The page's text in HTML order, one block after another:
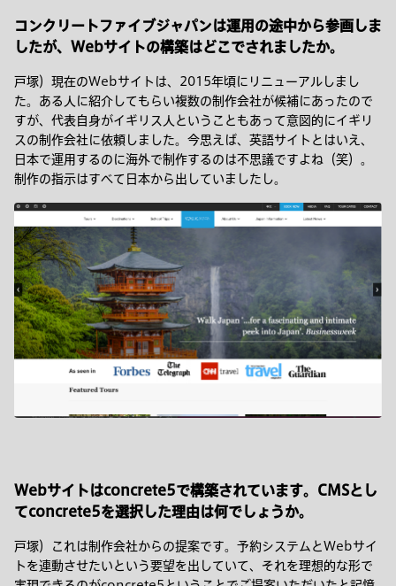
コンクリートファイブジャパンは運用の途中から参画しま
したが、Webサイトの構築はどこでされましたか。
戸塚）現在のWebサイトは、2015年頃にリニューアルしまし
た。ある人に紹介してもらい複数の制作会社が候補にあったので
すが、代表自身がイギリス人ということもあって意図的にイギリ
スの制作会社に依頼しました。今思えば、英語サイトとはいえ、
日本で運用するのに海外で制作するのは不思議ですよね（笑）。
制作の指示はすべて日本から出していましたし。
Webサイトはconcrete5で構築されています。CMSとし
てconcrete5を選択した理由は何でしょうか。
戸塚）これは制作会社からの提案です。予約システムとWebサイ
トを連動させたいという要望を出していて、それを理想的な形で